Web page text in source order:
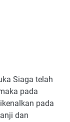
Siaga telah
pada
pada
dan